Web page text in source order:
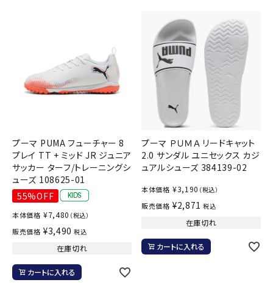
プーマ PUMA フューチャー 8
プレイ TT + ミッド JR ジュニア
サッカー ターフ/トレーニングシ
ューズ 108625-01
55%OFF
本体価格 ¥7,480 （税込）
販売価格 ¥3,490 税込
在庫切れ
カートに入れる
プーマ ＰＵＭＡ リードキャット
2.0 サンダル ユニセックス カジ
ュアルシューズ 384139-02
本体価格 ¥3,190 （税込）
販売価格 ¥2,871 税込
在庫切れ
カートに入れる